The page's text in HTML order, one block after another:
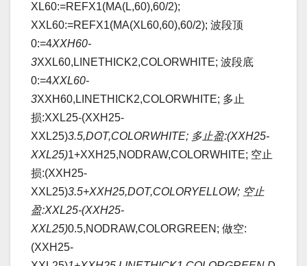
XL60:=REFX1(MA(L,60),60/2);
XXL60:=REFX1(MA(XL60,60),60/2); 波段顶
0:=4XXH60-
3XXL60,LINETHICK2,COLORWHITE; 波段底
0:=4XXL60-
3XXH60,LINETHICK2,COLORWHITE; 多止
损:XXL25-(XXH25-
XXL25)3.5,DOT,COLORWHITE; 多止盈:(XXH25-
XXL25)1+XXH25,NODRAW,COLORWHITE; 空止
损:(XXH25-
XXL25)3.5+XXH25,DOT,COLORYELLOW; 空止
盈:XXL25-(XXH25-
XXL25)0.5,NODRAW,COLORGREEN; 做空:
(XXH25-